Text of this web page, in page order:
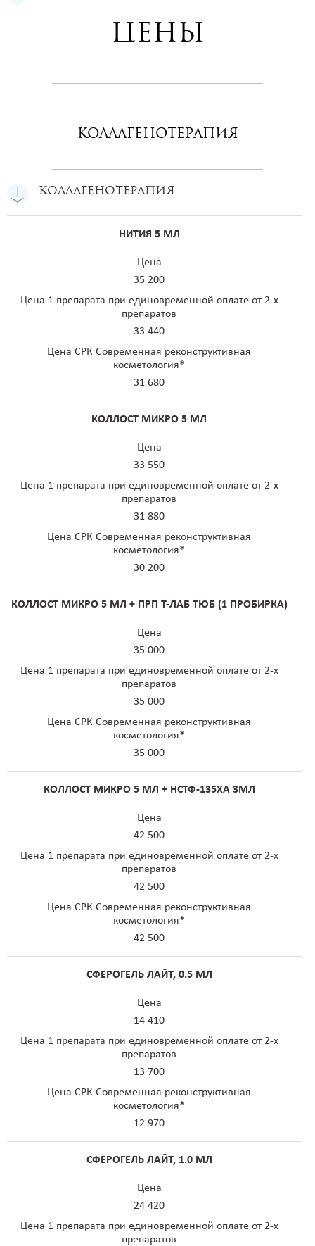
Цены
Коллагенотерапия
Коллагенотерапия
НИТИЯ 5 МЛ
Цена
35 200
Цена 1 препарата при единовременной оплате от 2-х
препаратов
33 440
Цена СРК Современная реконструктивная
косметология*
31 680
КОЛЛОСТ МИКРО 5 МЛ
Цена
33 550
Цена 1 препарата при единовременной оплате от 2-х
препаратов
31 880
Цена СРК Современная реконструктивная
косметология*
30 200
КОЛЛОСТ МИКРО 5 МЛ + ПРП Т-ЛАБ ТЮБ (1 ПРОБИРКА)
Цена
35 000
Цена 1 препарата при единовременной оплате от 2-х
препаратов
35 000
Цена СРК Современная реконструктивная
косметология*
35 000
КОЛЛОСТ МИКРО 5 МЛ + НСТФ-135ХА 3МЛ
Цена
42 500
Цена 1 препарата при единовременной оплате от 2-х
препаратов
42 500
Цена СРК Современная реконструктивная
косметология*
42 500
СФЕРОГЕЛЬ ЛАЙТ, 0.5 МЛ
Цена
14 410
Цена 1 препарата при единовременной оплате от 2-х
препаратов
13 700
Цена СРК Современная реконструктивная
косметология*
12 970
СФЕРОГЕЛЬ ЛАЙТ, 1.0 МЛ
Цена
24 420
Цена 1 препарата при единовременной оплате от 2-х
препаратов